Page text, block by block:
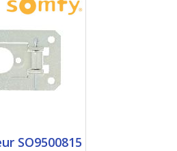
SO9500815